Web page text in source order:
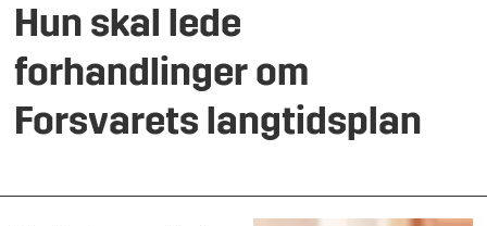
Hun skal lede
forhandlinger om
Forsvarets langtidsplan